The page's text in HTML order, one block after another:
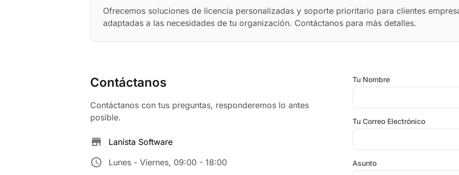
Ofrecemos soluciones de licencia personalizadas y soporte prioritario para clientes
adaptadas a las necesidades de tu organización. Contáctanos para más detalles.
Contáctanos
Contáctanos con tus preguntas, responderemos lo antes
posible.
store Lanista Software
schedule Lunes - Viernes, 09:00 - 18:00
Tu Nombre
Tu Correo Electrónico
Asunto